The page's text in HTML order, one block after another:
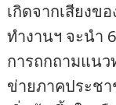
เกิดจากเสียงข
ทำงานฯ จะนำ
การถกถามแน
ข่ายภาคประช